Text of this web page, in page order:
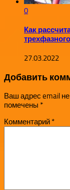
0
Как
27.03.2022
Добавить
Ваш адрес email
помечены *
Комментарий *